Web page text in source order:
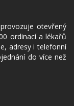
otevřený
ordinací a lékařů
adresy i telefonní
do více než